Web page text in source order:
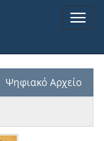
Ψηφιακό Αρχείο